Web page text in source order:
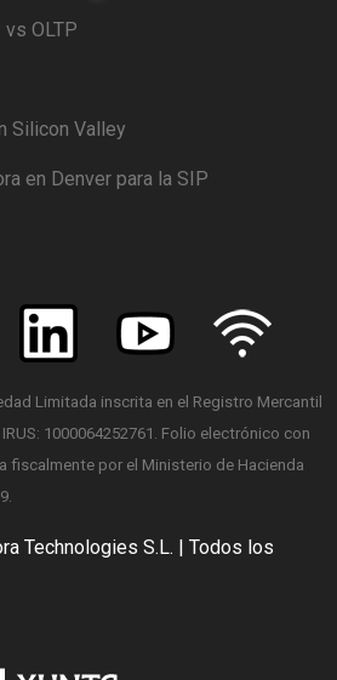
OLTP
Silicon Valley
en Denver para la SIP
Limitada inscrita en el Registro Mercantil
1000064252761. Folio electrónico con
fiscalmente por el Ministerio de Hacienda
Technologies S.L. | Todos los